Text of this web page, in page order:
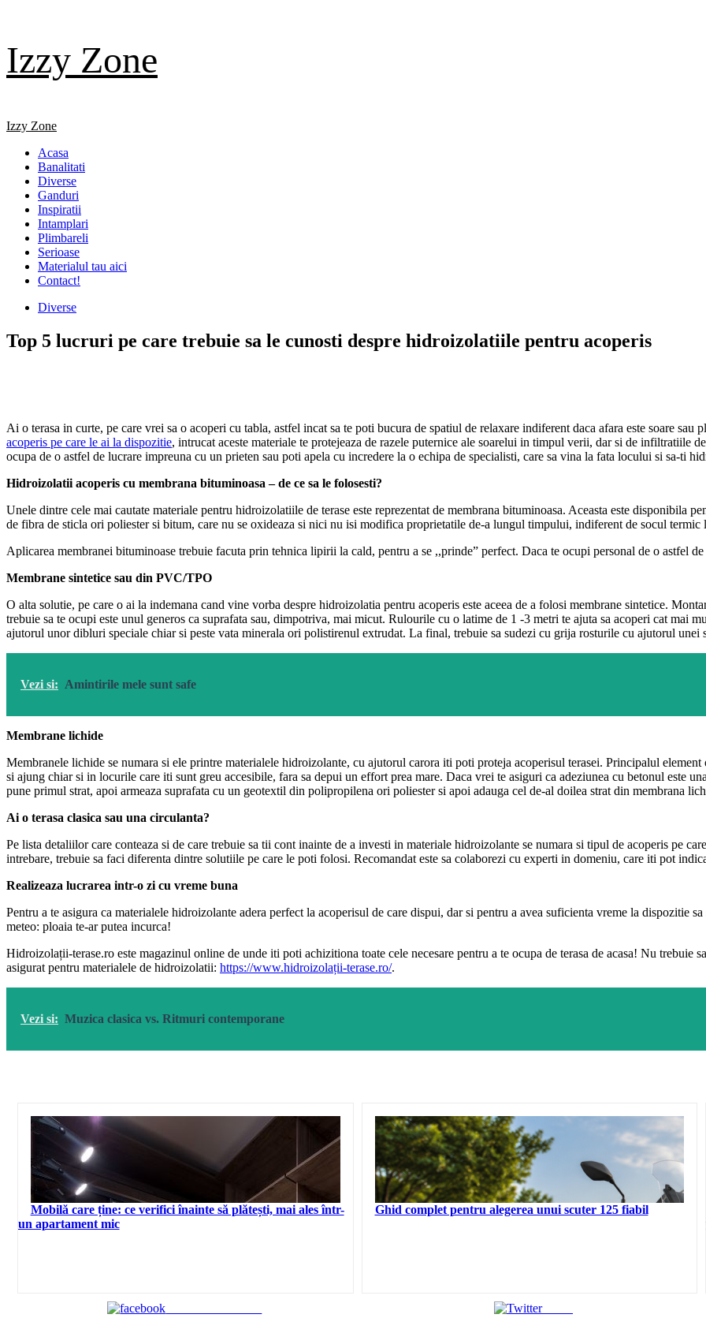
content
Izzy Zone
Primary
Izzy Zone
Acasa
Banalitati
Diverse
Ganduri
Inspiratii
Intamplari
Plimbareli
Serioase
Materialul tau aici
Contact!
Diverse
Top 5 lucruri pe care trebuie sa le cunosti despre hidroizolatiile pentru acoperis
Ai o terasa in curte, pe care vrei sa o acoperi cu tabla, astfel incat sa te poti bucura de spatiul de relaxare indiferent daca afara este soare sau
acoperis pe care le ai la dispozitie, intrucat aceste materiale te protejeaza de razele puternice ale soarelui in timpul verii, dar si de infiltratiile
ocupa de o astfel de lucrare impreuna cu un prieten sau poti apela cu incredere la o echipa de specialisti, care sa vina la fata locului si sa-ti
Hidroizolatii acoperis cu membrana bituminoasa – de ce sa le folosesti?
Unele dintre cele mai cautate materiale pentru hidroizolatiile de terase este reprezentat de membrana bituminoasa. Aceasta este disponibila
de fibra de sticla ori poliester si bitum, care nu se oxideaza si nici nu isi modifica proprietatile de-a lungul timpului, indiferent de socul termic
Aplicarea membranei bituminoase trebuie facuta prin tehnica lipirii la cald, pentru a se ,,prinde” perfect. Daca te ocupi personal de o astfel
Membrane sintetice sau din PVC/TPO
O alta solutie, pe care o ai la indemana cand vine vorba despre hidroizolatia pentru acoperis este aceea de a folosi membrane sintetice.
trebuie sa te ocupi este unul generos ca suprafata sau, dimpotriva, mai micut. Rulourile cu o latime de 1 -3 metri te ajuta sa acoperi cat mai
ajutorul unor dibluri speciale chiar si peste vata minerala ori polistirenul extrudat. La final, trebuie sa sudezi cu grija rosturile cu ajutorul unei
Vezi si: Amintirile mele sunt safe
Membrane lichide
Membranele lichide se numara si ele printre materialele hidroizolante, cu ajutorul carora iti poti proteja acoperisul terasei. Principalul element
si ajung chiar si in locurile care iti sunt greu accesibile, fara sa depui un effort prea mare. Daca vrei te asiguri ca adeziunea cu betonul este
pune primul strat, apoi armeaza suprafata cu un geotextil din polipropilena ori poliester si apoi adauga cel de-al doilea strat din membrana
Ai o terasa clasica sau una circulanta?
Pe lista detaliilor care conteaza si de care trebuie sa tii cont inainte de a investi in materiale hidroizolante se numara si tipul de acoperis pe
intrebare, trebuie sa faci diferenta dintre solutiile pe care le poti folosi. Recomandat este sa colaborezi cu experti in domeniu, care iti pot
Realizeaza lucrarea intr-o zi cu vreme buna
Pentru a te asigura ca materialele hidroizolante adera perfect la acoperisul de care dispui, dar si pentru a avea suficienta vreme la dispozitie
meteo: ploaia te-ar putea incurca!
Hidroizolații-terase.ro este magazinul online de unde iti poti achizitiona toate cele necesare pentru a te ocupa de terasa de acasa! Nu
asigurat pentru materialele de hidroizolatii: https://www.hidroizolații-terase.ro/.
Vezi si: Muzica clasica vs. Ritmuri contemporane
Mobilă care ține: ce verifici înainte să plătești, mai ales într-
un apartament mic
Ghid complet pentru alegerea unui scuter 125 fiabil
Tweet